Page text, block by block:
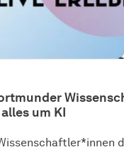
um KI